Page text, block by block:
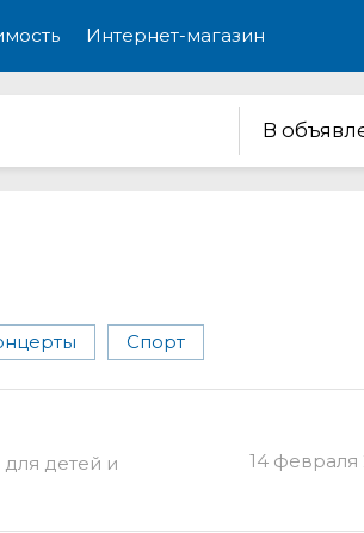
Интернет-магазин
В
Спорт
детей и
14 февраля